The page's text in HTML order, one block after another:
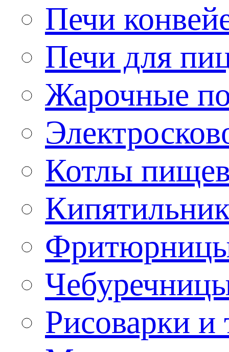
Печи
Печи для
Жарочные
Котлы
Рисоварки и